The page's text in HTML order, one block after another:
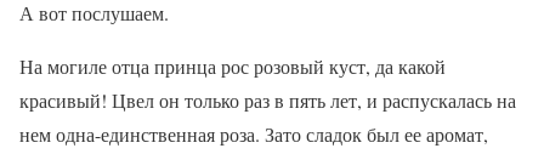
А вот послушаем.
На могиле отца принца рос розовый куст, да какой
красивый! Цвел он только раз в пять лет, и распускалась на
нем одна-единственная роза. Зато сладок был ее аромат,